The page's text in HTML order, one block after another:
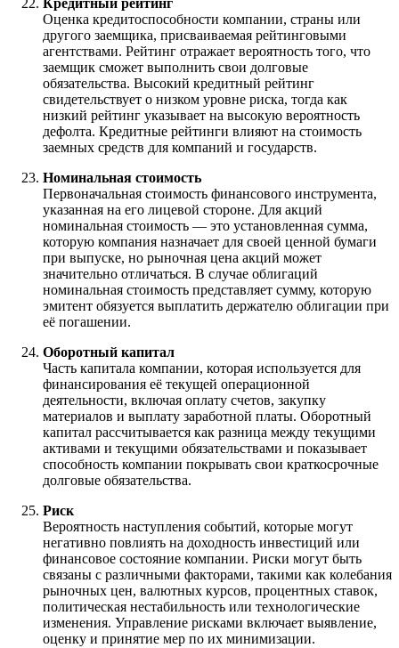
Кредитный рейтинг
Оценка кредитоспособности компании, страны или
другого заемщика, присваиваемая рейтинговыми
агентствами. Рейтинг отражает вероятность того, что
заемщик сможет выполнить свои долговые
обязательства. Высокий кредитный рейтинг
свидетельствует о низком уровне риска, тогда как
низкий рейтинг указывает на высокую вероятность
дефолта. Кредитные рейтинги влияют на стоимость
заемных средств для компаний и государств.
Номинальная стоимость
Первоначальная стоимость финансового инструмента,
указанная на его лицевой стороне. Для акций
номинальная стоимость — это установленная сумма,
которую компания назначает для своей ценной бумаги
при выпуске, но рыночная цена акций может
значительно отличаться. В случае облигаций
номинальная стоимость представляет сумму, которую
эмитент обязуется выплатить держателю облигации при
её погашении.
Оборотный капитал
Часть капитала компании, которая используется для
финансирования её текущей операционной
деятельности, включая оплату счетов, закупку
материалов и выплату заработной платы. Оборотный
капитал рассчитывается как разница между текущими
активами и текущими обязательствами и показывает
способность компании покрывать свои краткосрочные
долговые обязательства.
Риск
Вероятность наступления событий, которые могут
негативно повлиять на доходность инвестиций или
финансовое состояние компании. Риски могут быть
связаны с различными факторами, такими как колебания
рыночных цен, валютных курсов, процентных ставок,
политическая нестабильность или технологические
изменения. Управление рисками включает выявление,
оценку и принятие мер по их минимизации.